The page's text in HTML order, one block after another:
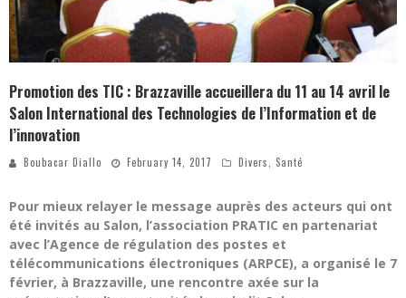
Promotion des TIC : Brazzaville accueillera du 11 au 14 avril le
Salon International des Technologies de l’Information et de
l’innovation
Boubacar Diallo February 14, 2017 Divers Santé
Pour mieux relayer le message auprès des acteurs qui ont
été invités au Salon, l’association PRATIC en partenariat
avec l’Agence de régulation des postes et
télécommunications électroniques (ARPCE), a organisé le 7
février, à Brazzaville, une rencontre axée sur la